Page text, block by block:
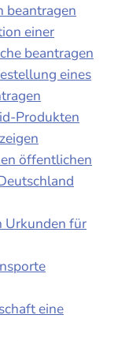
beantragen
einer
beantragen
eines
Produkten
öffentlichen
Urkunden für
eine